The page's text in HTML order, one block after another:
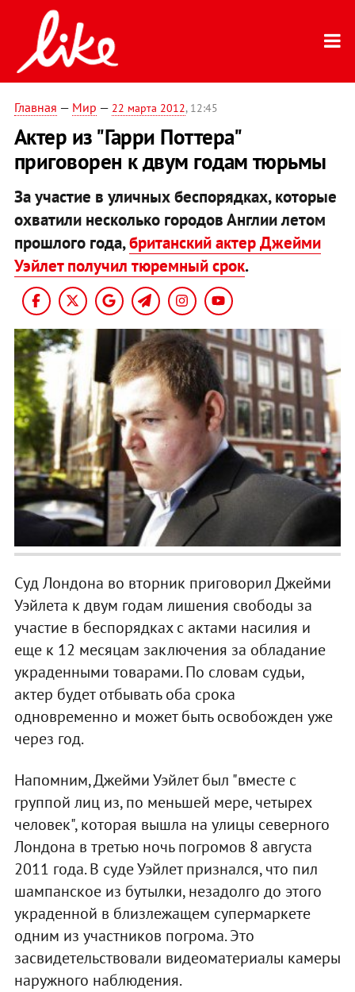
Главная — Мир — 22 марта 2012, 12:45
Актер из "Гарри Поттера"
приговорен к двум годам тюрьмы
За участие в уличных беспорядках, которые
охватили несколько городов Англии летом
прошлого года,британский актер Джейми
Уэйлет получил тюремный срок.
Суд Лондона во вторник приговорил Джейми
Уэйлета к двум годам лишения свободы за
участие в беспорядках с актами насилия и
еще к 12 месяцам заключения за обладание
украденными товарами. По словам судьи,
актер будет отбывать оба срока
одновременно и может быть освобожден уже
через год.
Напомним, Джейми Уэйлет был "вместе с
группой лиц из, по меньшей мере, четырех
человек", которая вышла на улицы северного
Лондона в третью ночь погромов 8 августа
2011 года. В суде Уэйлет признался, что пил
шампанское из бутылки, незадолго до этого
украденной в близлежащем супермаркете
одним из участников погрома. Это
засвидетельствовали видеоматериалы камеры
наружного наблюдения.